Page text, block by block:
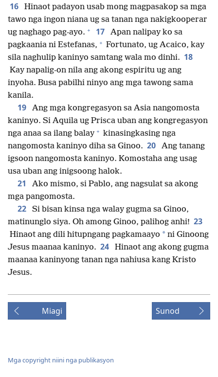
16
Hinaot padayon usab mong magpasakop sa mga
tawo nga ingon niana ug sa tanan nga nakigkooperar
ug naghago pag-ayo. + 17
Apan nalipay ko sa
pagkaania ni Estefanas, + Fortunato, ug Acaico, kay
sila naghulip kaninyo samtang wala mo dinhi. 18
Kay napalig-on nila ang akong espiritu ug ang
inyoha. Busa pabilhi ninyo ang mga tawong sama
kanila.
19
Ang mga kongregasyon sa Asia nangomosta
kaninyo. Si Aquila ug Prisca uban ang kongregasyon
nga anaa sa ilang balay + kinasingkasing nga
nangomosta kaninyo diha sa Ginoo. 20
Ang tanang
igsoon nangomosta kaninyo. Komostaha ang usag
usa uban ang inigsoong halok.
21
Ako mismo, si Pablo, ang nagsulat sa akong
mga pangomosta.
22
Si bisan kinsa nga walay gugma sa Ginoo,
matinunglo siya. Oh among Ginoo, palihog anhi! 23
Hinaot ang dili hitupngang pagkamaayo * ni Ginoong
Jesus maanaa kaninyo. 24
Hinaot ang akong gugma
maanaa kaninyong tanan nga nahiusa kang Kristo
Jesus.
Miagi Sunod
Mga copyright niini nga publikasyon